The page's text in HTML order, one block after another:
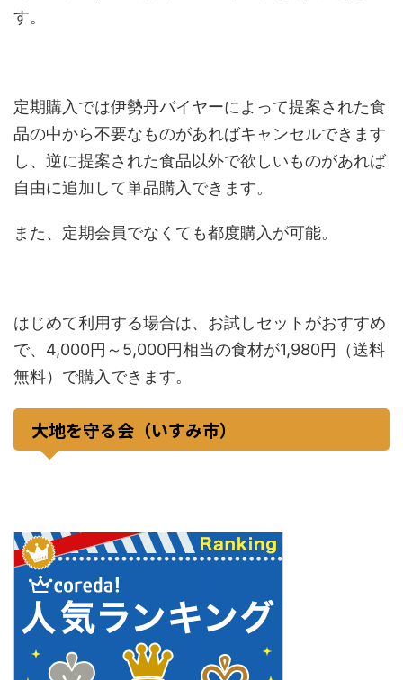
す。
定期購入では伊勢丹バイヤーによって提案された食
品の中から不要なものがあればキャンセルできます
し、逆に提案された食品以外で欲しいものがあれば
自由に追加して単品購入できます。
また、定期会員でなくても都度購入が可能。
はじめて利用する場合は、お試しセットがおすすめ
で、4,000円～5,000円相当の食材が1,980円（送料
無料）で購入できます。
大地を守る会（いすみ市）